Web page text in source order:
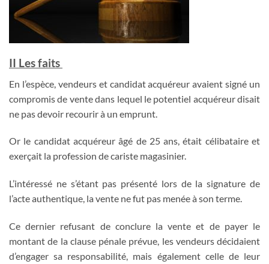
II Les faits
En l’espèce, vendeurs et candidat acquéreur avaient signé un
compromis de vente dans lequel le potentiel acquéreur disait
ne pas devoir recourir à un emprunt.
Or le candidat acquéreur âgé de 25 ans, était célibataire et
exerçait la profession de cariste magasinier.
L’intéressé ne s’étant pas présenté lors de la signature de
l’acte authentique, la vente ne fut pas menée à son terme.
Ce dernier refusant de conclure la vente et de payer le
montant de la clause pénale prévue, les vendeurs décidaient
d’engager sa responsabilité, mais également celle de leur